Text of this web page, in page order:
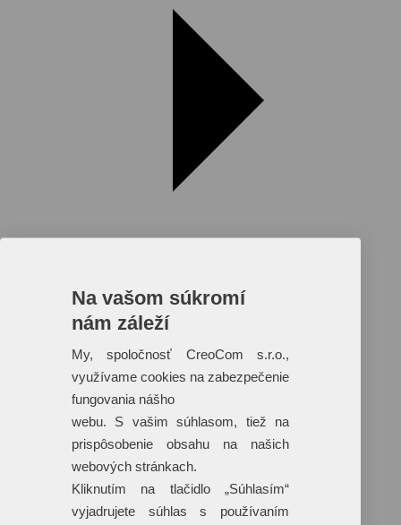
Reklamné predmety s plnofarebnou
potlačou
Dáždniky
Tašky
Hračky
Klobúky
Na vašom súkromí
nám záleží
My, spoločnosť CreoCom s.r.o.,
využívame cookies na zabezpečenie
fungovania nášho
webu. S vašim súhlasom, tiež na
prispôsobenie obsahu na našich
webových stránkach.
Kliknutím na tlačidlo „Súhlasím“
vyjadrujete súhlas s používaním